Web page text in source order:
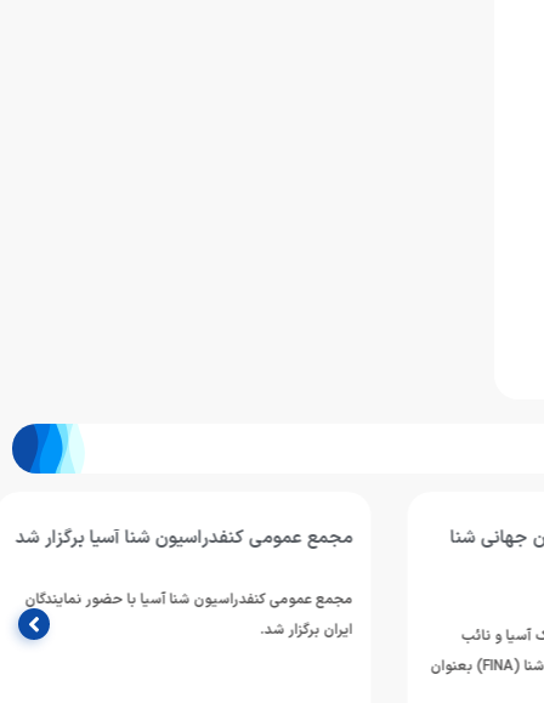
شنا
و نائب
رئیس نخست فدراسیون بین المللی شنا (FINA) بعنوان
مجمع عمومی کنفدراسیون شنا آسیا برگزار شد
مجمع عمومی کنفدراسیون شنا آسیا با حضور نمایندگان
ایران برگزار شد.